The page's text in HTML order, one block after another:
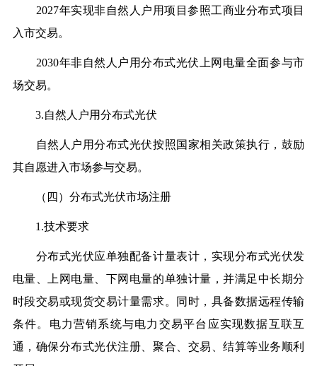
2027年实现非自然人户用项目参照工商业分布式项目
入市交易。
2030年非自然人户用分布式光伏上网电量全面参与市
场交易。
3.自然人户用分布式光伏
自然人户用分布式光伏按照国家相关政策执行，鼓励
其自愿进入市场参与交易。
（四）分布式光伏市场注册
1.技术要求
分布式光伏应单独配备计量表计，实现分布式光伏发
电量、上网电量、下网电量的单独计量，并满足中长期分
时段交易或现货交易计量需求。同时，具备数据远程传输
条件。电力营销系统与电力交易平台应实现数据互联互
通，确保分布式光伏注册、聚合、交易、结算等业务顺利